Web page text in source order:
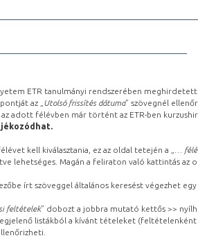
ETR tanulmányi rendszerében
az „ Utolsó frissítés dátuma” szövegnél
az adott félévben már történt az ETR-ben
kell kiválasztania, ez az oldal tetején a „
…
lehetséges. Magán a feliraton való kattintás az
írt szöveggel általános keresést végezhet
feltételek” dobozt a jobbra mutató kettős >>
listákból a kívánt tételeket (feltételenként